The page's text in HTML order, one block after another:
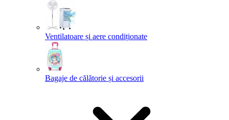
Ventilatoare și aere condiționate
Bagaje de călătorie și accesorii